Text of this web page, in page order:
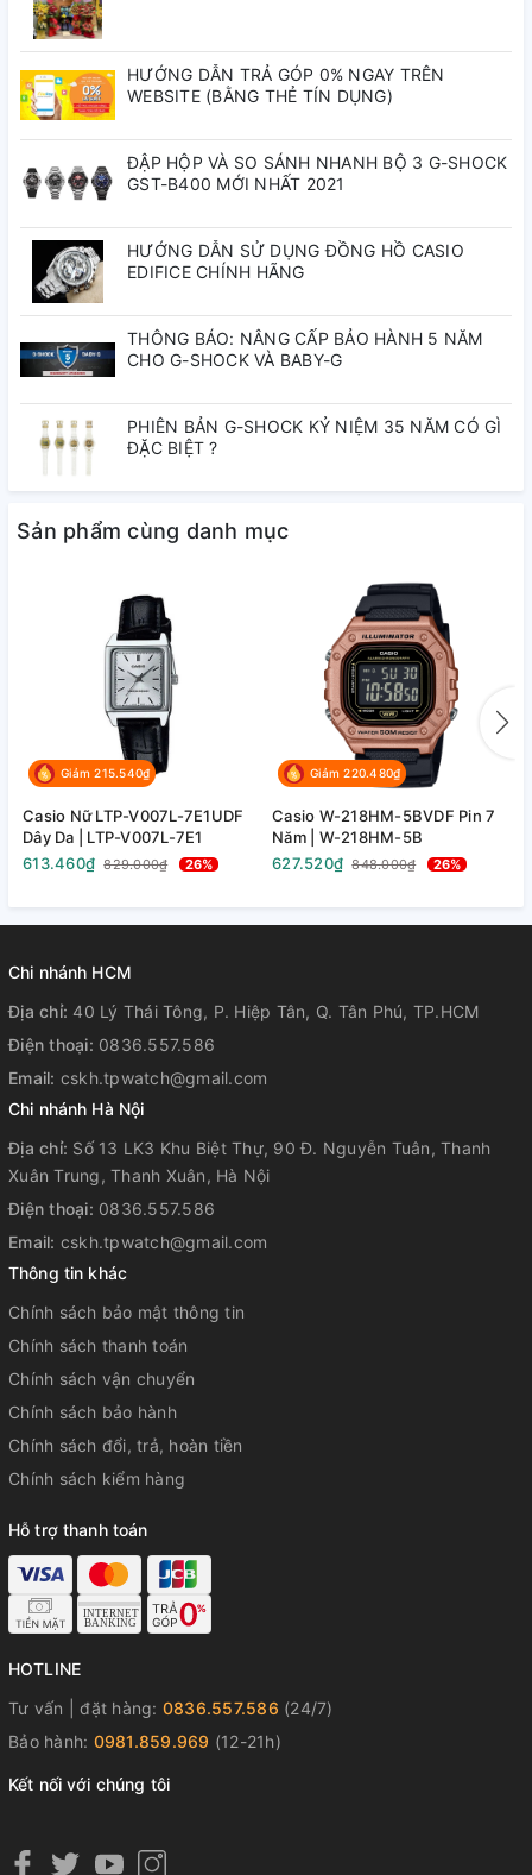
HƯỚNG DẪN TRẢ GÓP 0% NGAY TRÊN
WEBSITE (BẰNG THẺ TÍN DỤNG)
ĐẬP HỘP VÀ SO SÁNH NHANH BỘ 3 G-SHOCK
GST-B400 MỚI NHẤT 2021
HƯỚNG DẪN SỬ DỤNG ĐỒNG HỒ CASIO
EDIFICE CHÍNH HÃNG
THÔNG BÁO: NÂNG CẤP BẢO HÀNH 5 NĂM
CHO G-SHOCK VÀ BABY-G
PHIÊN BẢN G-SHOCK KỶ NIỆM 35 NĂM CÓ GÌ
ĐẶC BIỆT ?
Sản phẩm cùng danh mục
Giảm 215.540₫
Casio Nữ LTP-V007L-7E1UDF
Dây Da | LTP-V007L-7E1
613.460₫ 829.000₫ 26%
Giảm 220.480₫
Casio W-218HM-5BVDF Pin 7
Năm | W-218HM-5B
627.520₫ 848.000₫ 26%
Chi nhánh HCM
Địa chỉ: 40 Lý Thái Tông, P. Hiệp Tân, Q. Tân Phú, TP.HCM
Điện thoại: 0836.557.586
Email: cskh.tpwatch@gmail.com
Chi nhánh Hà Nội
Địa chỉ: Số 13 LK3 Khu Biệt Thự, 90 Đ. Nguyễn Tuân, Thanh
Xuân Trung, Thanh Xuân, Hà Nội
Điện thoại: 0836.557.586
Email: cskh.tpwatch@gmail.com
Thông tin khác
Chính sách bảo mật thông tin
Chính sách thanh toán
Chính sách vận chuyển
Chính sách bảo hành
Chính sách đổi, trả, hoàn tiền
Chính sách kiểm hàng
Hỗ trợ thanh toán
HOTLINE
Tư vấn | đặt hàng: 0836.557.586 (24/7)
Bảo hành: 0981.859.969 (12-21h)
Kết nối với chúng tôi